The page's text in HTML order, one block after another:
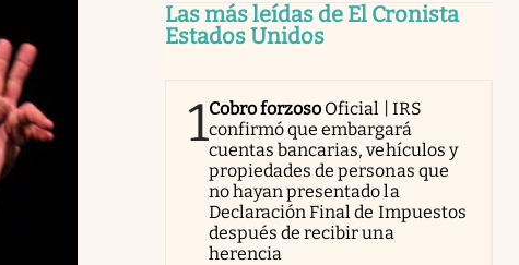
Las más leídas de El Cronista
Estados Unidos
1Cobro forzoso Oficial | IRS
confirmó que embargará
cuentas bancarias, vehículos y
propiedades de personas que
no hayan presentado la
Declaración Final de Impuestos
después de recibir una
herencia